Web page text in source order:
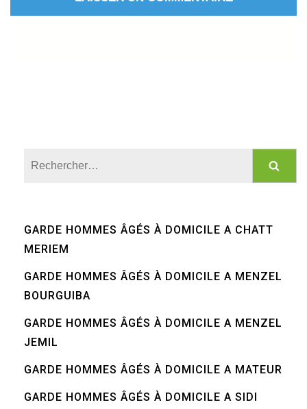
GARDE HOMMES ÂGÉS À DOMICILE A CHATT
MERIEM
GARDE HOMMES ÂGÉS À DOMICILE A MENZEL
BOURGUIBA
GARDE HOMMES ÂGÉS À DOMICILE A MENZEL
JEMIL
GARDE HOMMES ÂGÉS À DOMICILE A MATEUR
GARDE HOMMES ÂGÉS À DOMICILE A SIDI